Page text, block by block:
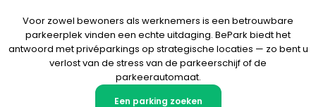
Voor zowel bewoners als werknemers is een betrouwbare
parkeerplek vinden een echte uitdaging. BePark biedt het
antwoord met privéparkings op strategische locaties — zo bent u
verlost van de stress van de parkeerschijf of de
parkeerautomaat.
Een parking zoeken